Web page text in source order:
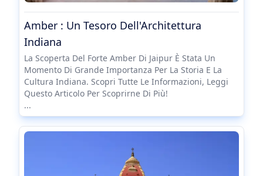
Amber : Un Tesoro Dell'Architettura
Indiana
La Scoperta Del Forte Amber Di Jaipur È Stata Un
Momento Di Grande Importanza Per La Storia E La
Cultura Indiana. Scopri Tutte Le Informazioni, Leggi
Questo Articolo Per Scoprirne Di Più!
...